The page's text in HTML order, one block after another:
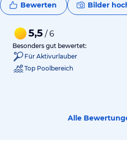
Bewerten Bilder
5,5 / 6
Besonders gut bewertet:
Für Aktivurlauber
Top Poolbereich
Alle